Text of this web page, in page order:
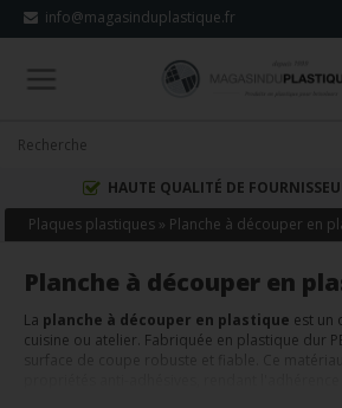
info@magasinduplastique.fr
HAUTE QUALITÉ DE
Plaques plastiques » Planche à découper en
Planche à découper en
La planche à découper en plastique est un
cuisine ou atelier. Fabriquée en plastique dur